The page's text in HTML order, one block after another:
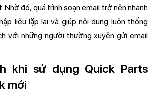
Nhờ đó, quá trình soạn email trở nên nhanh
liệu lặp lại và giúp nội dung luôn thống
với những người thường xuyên gửi email
khi sử dụng Quick Parts
mới